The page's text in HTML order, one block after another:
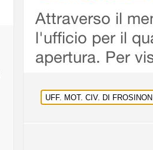
Attraverso il
l'ufficio per il
apertura. Per